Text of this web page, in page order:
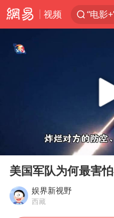
视频
中医
胜宏
Play
美国军队为何最害
娱界新视野
西藏